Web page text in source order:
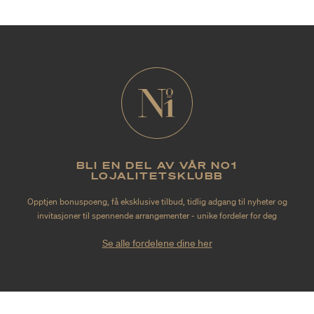
BLI EN DEL AV VÅR NO1
LOJALITETSKLUBB
Opptjen bonuspoeng, få eksklusive tilbud, tidlig adgang til nyheter og
invitasjoner til spennende arrangementer - unike fordeler for deg
Se alle fordelene dine her